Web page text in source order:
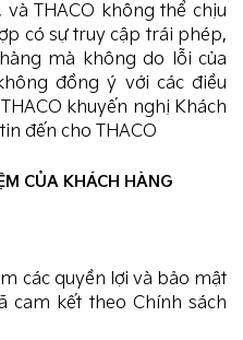
THACO không thể chịu
có sự truy cập trái phép,
mà không do lỗi của
đồng ý với các điều
khuyến nghị Khách
đến cho THACO
CỦA KHÁCH HÀNG
các quyền lợi và bảo mật
cam kết theo Chính sách